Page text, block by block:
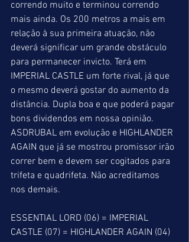
correndo muito e terminou correndo
mais ainda. Os 200 metros a mais em
relação à sua primeira atuação, não
deverá significar um grande obstáculo
para permanecer invicto. Terá em
IMPERIAL CASTLE um forte rival, já que
o mesmo deverá gostar do aumento da
distância. Dupla boa e que poderá pagar
bons dividendos em nossa opinião.
ASDRUBAL em evolução e HIGHLANDER
AGAIN que já se mostrou promissor irão
correr bem e devem ser cogitados para
trifeta e quadrifeta. Não acreditamos
nos demais.
ESSENTIAL LORD (06) = IMPERIAL
CASTLE (07) = HIGHLANDER AGAIN (04)